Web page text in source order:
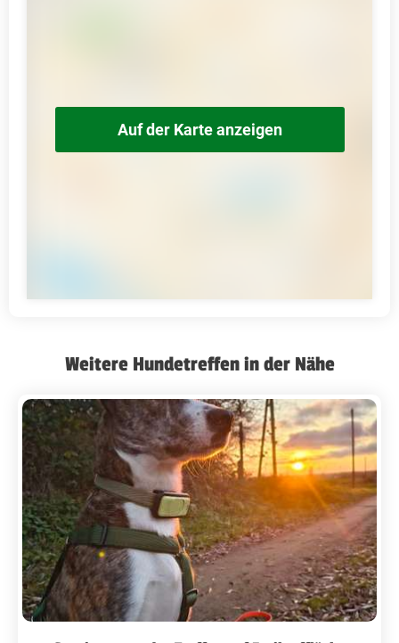
Auf der Karte anzeigen
Weitere Hundetreffen in der Nähe